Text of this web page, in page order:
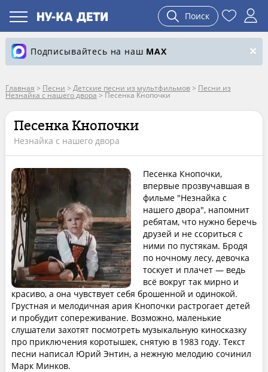
Поиск
Подписывайтесь на наш MAX
Главная > Песни > Детские песни из мультфильмов> Песни из
Незнайка с нашего двора>Песенка Кнопочки
Песенка Кнопочки
Незнайка с нашего двора
Песенка Кнопочки,
впервые прозвучавшая в
фильме "Незнайка с
нашего двора", напомнит
ребятам, что нужно беречь
друзей и не ссориться с
ними по пустякам. Бродя
по ночному лесу, девочка
тоскует и плачет — ведь
всё вокруг так мирно и
красиво, а она чувствует себя брошенной и одинокой.
Грустная и мелодичная ария Кнопочки растрогает детей
и пробудит сопереживание. Возможно, маленькие
слушатели захотят посмотреть музыкальную киносказку
про приключения коротышек, снятую в 1983 году. Текст
песни написал Юрий Энтин, а нежную мелодию сочинил
Марк Минков.